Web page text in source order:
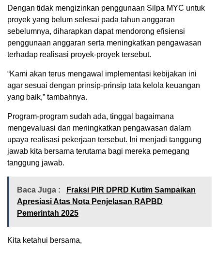
Dengan tidak mengizinkan penggunaan Silpa MYC untuk
proyek yang belum selesai pada tahun anggaran
sebelumnya, diharapkan dapat mendorong efisiensi
penggunaan anggaran serta meningkatkan pengawasan
terhadap realisasi proyek-proyek tersebut.
“Kami akan terus mengawal implementasi kebijakan ini
agar sesuai dengan prinsip-prinsip tata kelola keuangan
yang baik,” tambahnya.
Program-program sudah ada, tinggal bagaimana
mengevaluasi dan meningkatkan pengawasan dalam
upaya realisasi pekerjaan tersebut. Ini menjadi tanggung
jawab kita bersama terutama bagi mereka pemegang
tanggung jawab.
Baca Juga :
Fraksi PIR DPRD Kutim Sampaikan
Apresiasi Atas Nota Penjelasan RAPBD
Pemerintah 2025
Kita ketahui bersama,